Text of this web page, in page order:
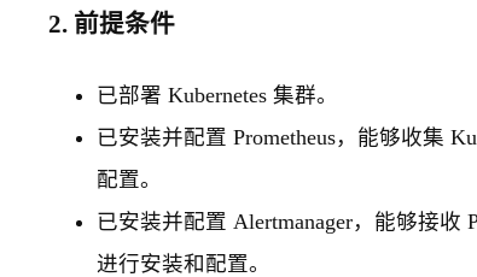
2. 前提条件
已部署 Kubernetes 集群。
已安装并配置 Prometheus，能够收集
配置。
已安装并配置 Alertmanager，能够接收
进行安装和配置。